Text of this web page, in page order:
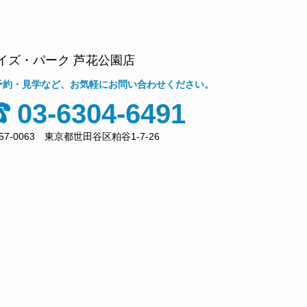
ズ・パーク 芦花公園店
約・見学など、お気軽にお問い合わせください。
03-6304-6491
0063 東京都世田谷区粕谷1-7-26